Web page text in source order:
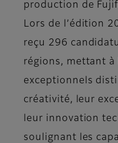
production de
Lors de l’édition
reçu 296
régions, mettant à
exceptionnels
créativité, leur
leur innovation
soulignant les